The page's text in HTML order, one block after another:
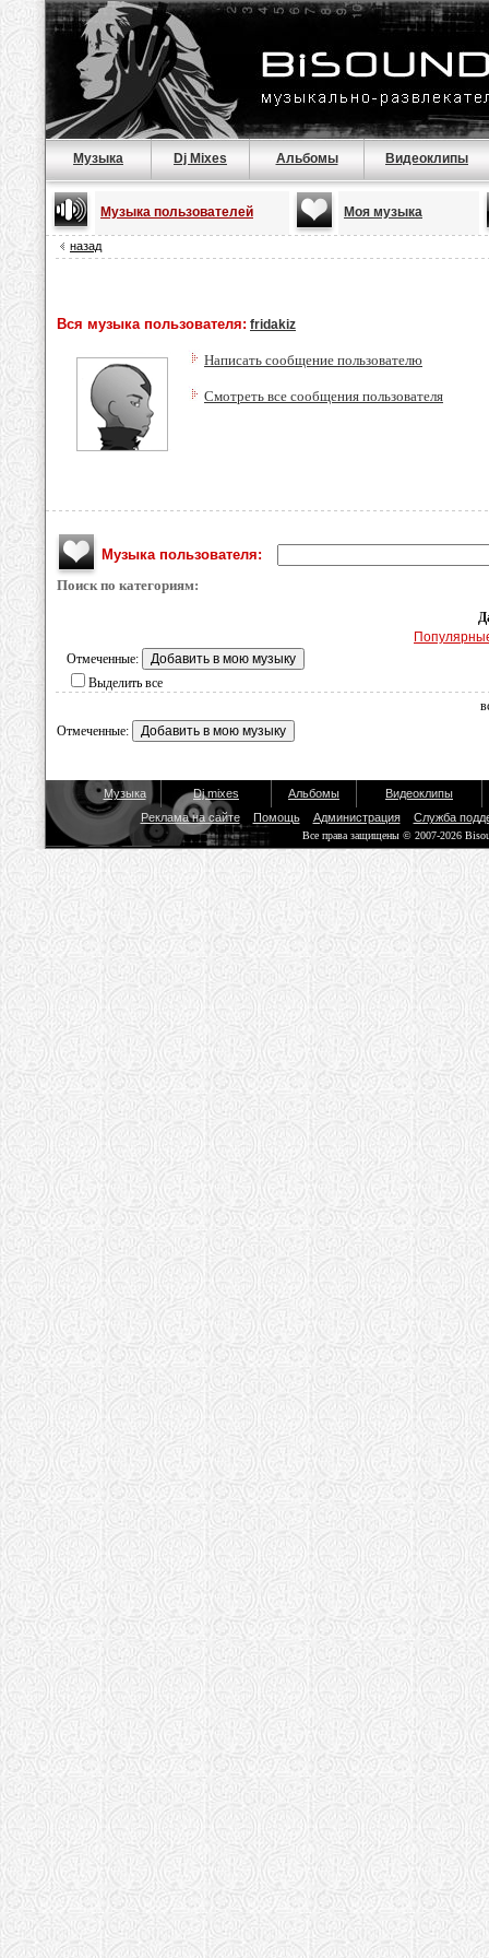
Музыка Dj Mixes Альбомы Видеоклипы
Музыка пользователей Моя музыка
назад
Вся музыка пользователя: fridakiz
Написать сообщение пользователю
Смотреть все сообщения пользователя
Музыка пользователя:
Поиск по категориям:
Отмеченные:
Выделить все
Отмеченные:
Музыка Dj mixes Альбомы
Видеоклипы
Реклама на сайте
Помощь Администрация Служба
Все права защищены © 2007-2026